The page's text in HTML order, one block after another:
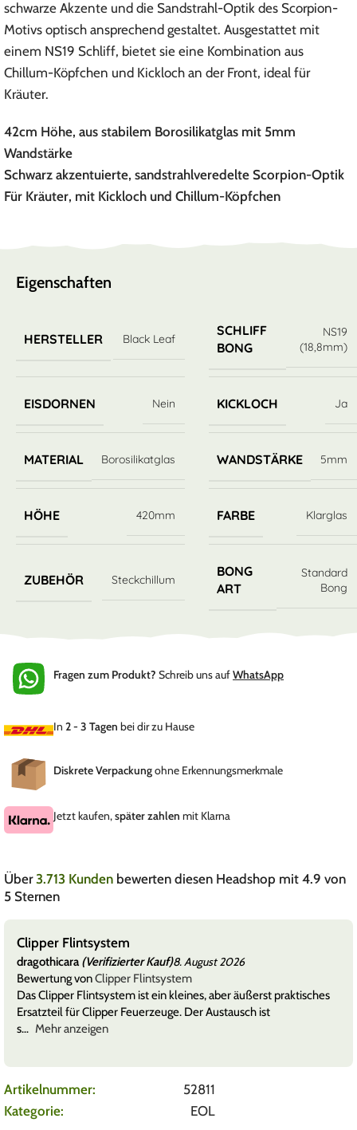
schwarze Akzente und die Sandstrahl-Optik des Scorpion-
Motivs optisch ansprechend gestaltet. Ausgestattet mit
einem NS19 Schliff, bietet sie eine Kombination aus
Chillum-Köpfchen und Kickloch an der Front, ideal für
Kräuter.
42cm Höhe, aus stabilem Borosilikatglas mit 5mm
Wandstärke
Schwarz akzentuierte, sandstrahlveredelte Scorpion-Optik
Für Kräuter, mit Kickloch und Chillum-Köpfchen
Eigenschaften
HERSTELLER Black Leaf
SCHLIFF
BONG
NS19
(18,8mm)
EISDORNEN Nein KICKLOCH Ja
MATERIAL Borosilikatglas WANDSTÄRKE 5mm
HÖHE 420mm FARBE Klarglas
ZUBEHÖR Steckchillum
BONG
ART
Standard
Bong
Fragen zum Produkt? Schreib uns aufWhatsApp
In 2 - 3 Tagen bei dir zu Hause
Diskrete Verpackungohne Erkennungsmerkmale
Jetzt kaufen,später zahlen mit Klarna
Über3.713 Kunden bewerten diesen Headshop mit 4.9 von
5 Sternen
Clipper Flintsystem
dragothicara(Verifizierter Kauf)8. August 2026
Bewertung vonClipper Flintsystem
Das Clipper Flintsystem ist ein kleines, aber äußerst praktisches
Ersatzteil für Clipper Feuerzeuge. Der Austausch ist
s
Mehr anzeigen
Artikelnummer:
52811
Kategorie:
EOL